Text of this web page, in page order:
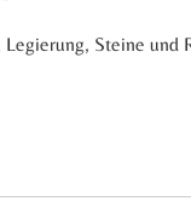
Steine und